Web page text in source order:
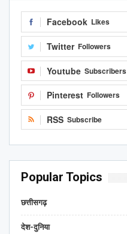
Facebook Likes
Twitter Followers
Youtube Subscribers
Pinterest Followers
RSS Subscribe
Popular Topics
छत्तीसगढ़
देश-दुनिया